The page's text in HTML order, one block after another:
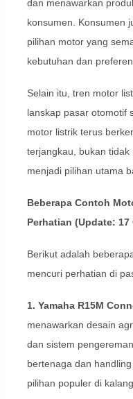
dan menawarkan
konsumen. Konsumen
pilihan motor yang
kebutuhan dan
Selain itu, tren motor
lanskap pasar otomotif
motor listrik terus
terjangkau, bukan
menjadi pilihan utama
Beberapa Contoh
Perhatian (Update: 17
Berikut adalah
mencuri perhatian di
1. Yamaha R15M
menawarkan desain
dan sistem
bertenaga dan
pilihan populer di